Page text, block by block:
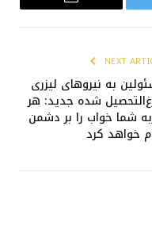
Email
NEXT
به نیروهای لیزری
شده جدید: هر
شما خواب را بر دشمن
خواهد کرد